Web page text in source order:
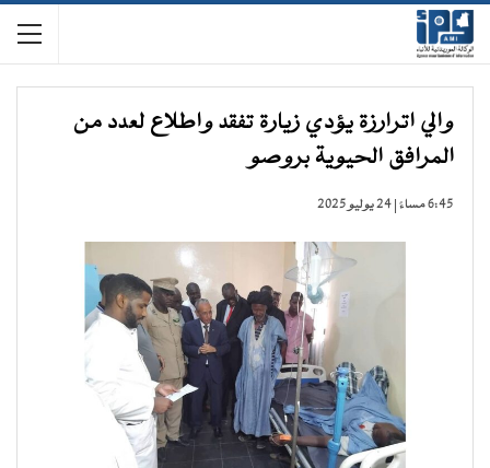
والي اترارزة يؤدي زيارة تفقد واطلاع لعدد من
المرافق الحيوية بروصو
6:45 مساءً | 24 يوليو 2025